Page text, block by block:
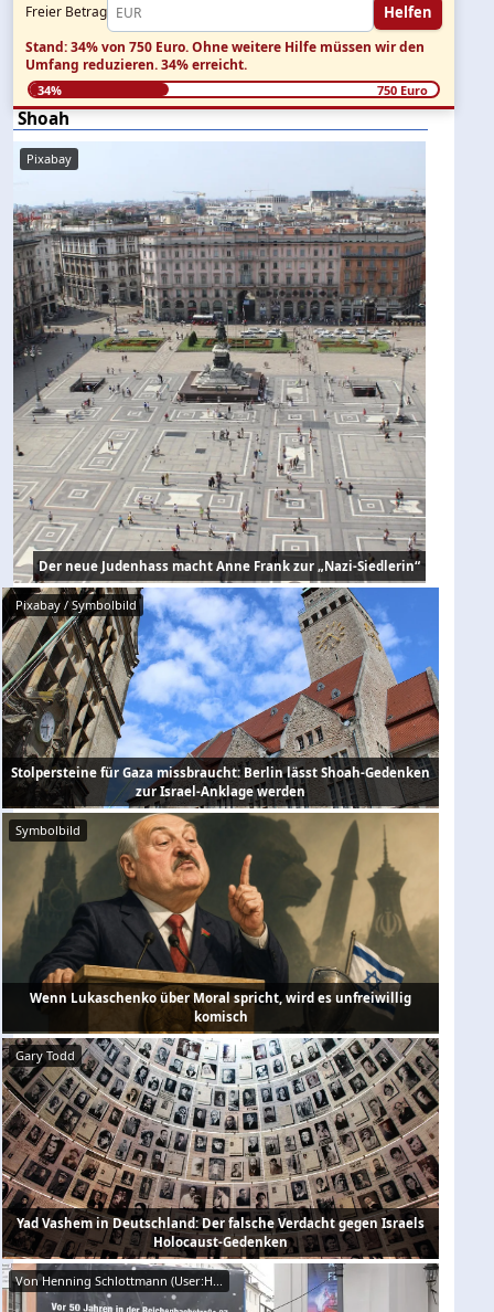
Freier Betrag Helfen
Stand: 34% von 750 Euro.Ohne weitere Hilfe müssen wir den
Umfang reduzieren.34% erreicht.
34% 750 Euro
Shoah
Pixabay
Der neue Judenhass macht Anne Frank zur „Nazi-Siedlerin“
Pixabay / Symbolbild
Stolpersteine für Gaza missbraucht: Berlin lässt Shoah-Gedenken
zur Israel-Anklage werden
Symbolbild
Wenn Lukaschenko über Moral spricht, wird es unfreiwillig
komisch
Gary Todd
Yad Vashem in Deutschland: Der falsche Verdacht gegen Israels
Holocaust-Gedenken
Von Henning Schlottmann (User:H...